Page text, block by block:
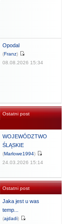
Opodal
(Franz)
08.08.2026 15:34
Ostatni post
WOJEWÓDZTWO
ŚLĄSKIE
(Marlowe1994)
24.03.2026 15:14
Ostatni post
Jaka jest u was
temp...
(ajdadi)